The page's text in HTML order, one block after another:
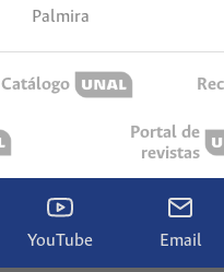
Palmira
Catálogo
Portal de
revistas
YouTube Email